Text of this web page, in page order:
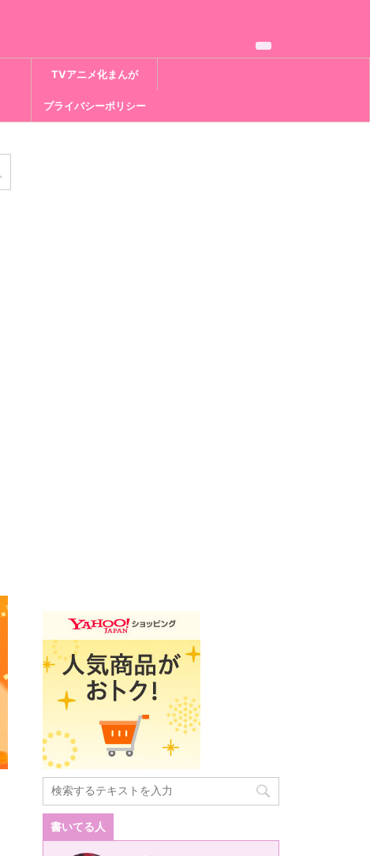
TVアニメ化まんが
プライバシーポリシー
書いてる人